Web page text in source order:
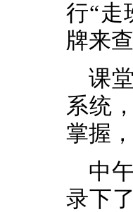
行“走
牌来
课
系统
掌握
中
录下